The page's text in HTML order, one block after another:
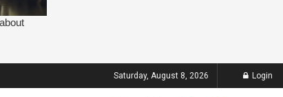
Saturday, August 8, 2026 Login